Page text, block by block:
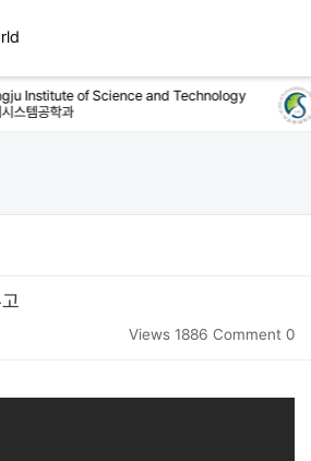
Institute of Science and Technology
템공학과
Views 1886 Comment 0